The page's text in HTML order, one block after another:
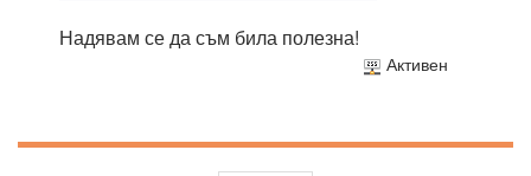
Надявам се да съм била полезна!
Активен